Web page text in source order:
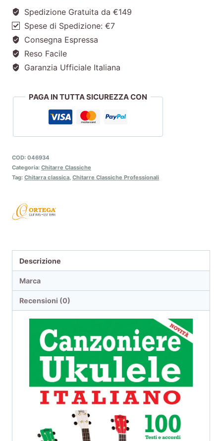
Spedizione Gratuita da €149
Spese di Spedizione: €7
Consegna Espressa
Reso Facile
Garanzia Ufficiale Italiana
PAGA IN TUTTA SICUREZZA CON
COD: 046934
Categoria: Chitarre Classiche
Tag: Chitarra classica, Chitarre Classiche Professionali
Descrizione
Marca
Recensioni (0)